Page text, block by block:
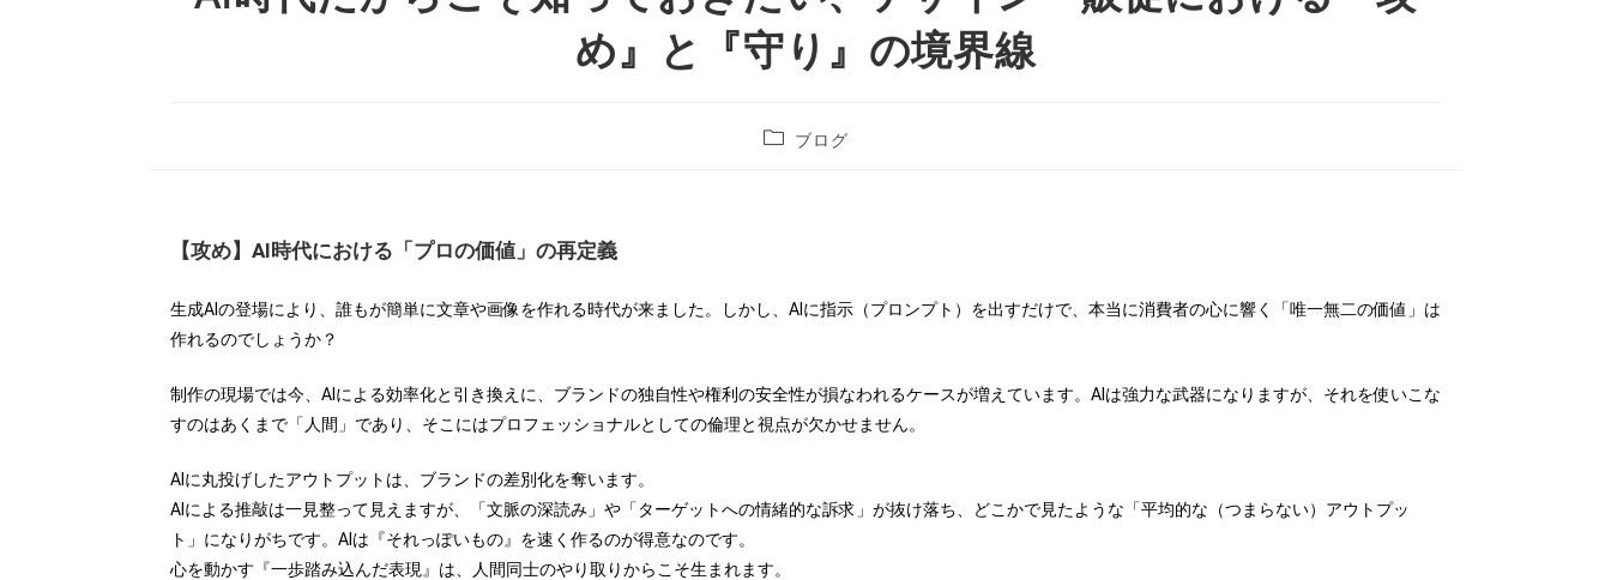
め』と『守り』の境界線
ブログ
【攻め】AI時代における「プロの価値」の再定義
生成AIの登場により、誰もが簡単に文章や画像を作れる時代が来ました。しかし、AIに指示（プロンプト）を出すだけで、本当に消費者の心に響く「唯一無二の価値」は
作れるのでしょうか？
制作の現場では今、AIによる効率化と引き換えに、ブランドの独自性や権利の安全性が損なわれるケースが増えています。AIは強力な武器になりますが、それを使いこな
すのはあくまで「人間」であり、そこにはプロフェッショナルとしての倫理と視点が欠かせません。
AIに丸投げしたアウトプットは、ブランドの差別化を奪います。
AIによる推敲は一見整って見えますが、「文脈の深読み」や「ターゲットへの情緒的な訴求」が抜け落ち、どこかで見たような「平均的な（つまらない）アウトプッ
ト」になりがちです。AIは『それっぽいもの』を速く作るのが得意なのです。
心を動かす『一歩踏み込んだ表現』は、人間同士のやり取りからこそ生まれます。